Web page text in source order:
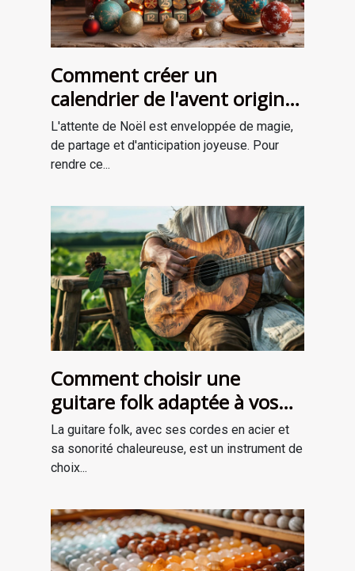
Comment créer un
calendrier de l'avent original
pour attendre Noël
L'attente de Noël est enveloppée de magie,
de partage et d'anticipation joyeuse. Pour
rendre ce...
Comment choisir une
guitare folk adaptée à vos
besoins
La guitare folk, avec ses cordes en acier et
sa sonorité chaleureuse, est un instrument de
choix...